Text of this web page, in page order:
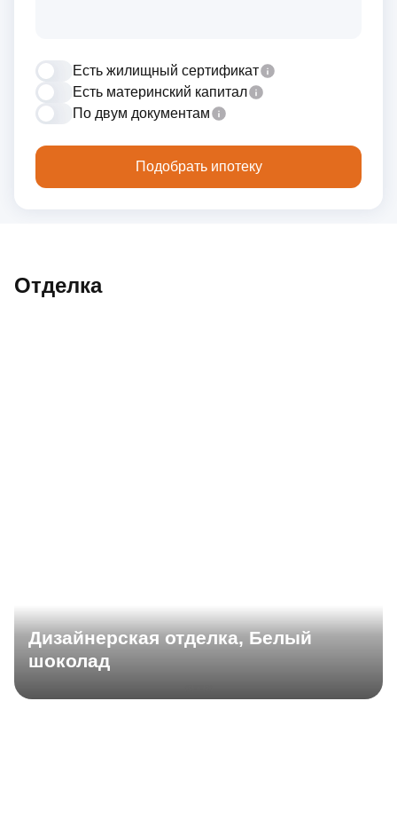
Есть жилищный сертификат
Есть материнский капитал
По двум документам
Подобрать ипотеку
Отделка
Дизайнерская отделка, Белый
шоколад